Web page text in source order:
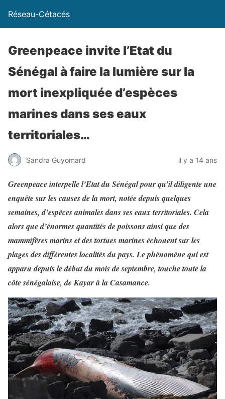
Réseau-Cétacés
Greenpeace invite l’Etat du
Sénégal à faire la lumière sur la
mort inexpliquée d’espèces
marines dans ses eaux
territoriales…
Sandra Guyomard il y a 14 ans
Greenpeace interpelle l’Etat du Sénégal pour qu’il diligente une
enquête sur les causes de la mort, notée depuis quelques
semaines, d’espèces animales dans ses eaux territoriales. Cela
alors que d’énormes quantités de poissons ainsi que des
mammifères marins et des tortues marines échouent sur les
plages des différentes localités du pays. Le phénomène qui est
apparu depuis le début du mois de septembre, touche toute la
côte sénégalaise, de Kayar à la Casamance.